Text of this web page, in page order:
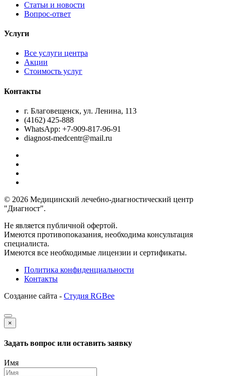
Статьи и новости
Вопрос-ответ
Услуги
Все услуги центра
Акции
Стоимость услуг
Контакты
г. Благовещенск, ул. Ленина, 113
(4162) 425-888
WhatsApp: +7-909-817-96-91
diagnost-medcentr@mail.ru
© 2026 Медицинский лечебно-диагностический центр
"Диагност".
Не является публичной офертой.
Имеются противопоказания, необходима консультация
специалиста.
Имеются все необходимые лицензии и сертификаты.
Политика конфиденциальности
Контакты
Создание сайта - Студия RGBee
×
Задать вопрос или оставить заявку
Имя